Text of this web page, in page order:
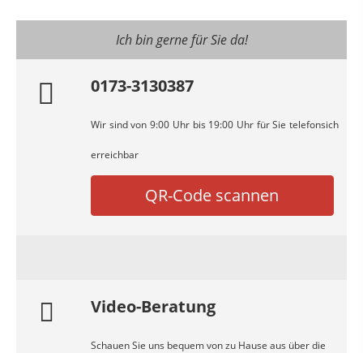
Ich bin gerne für Sie da!
0173-3130387
Wir sind von 9:00 Uhr bis 19:00 Uhr für Sie telefonsich
erreichbar
QR-Code scannen
Video-Beratung
Schauen Sie uns bequem von zu Hause aus über die